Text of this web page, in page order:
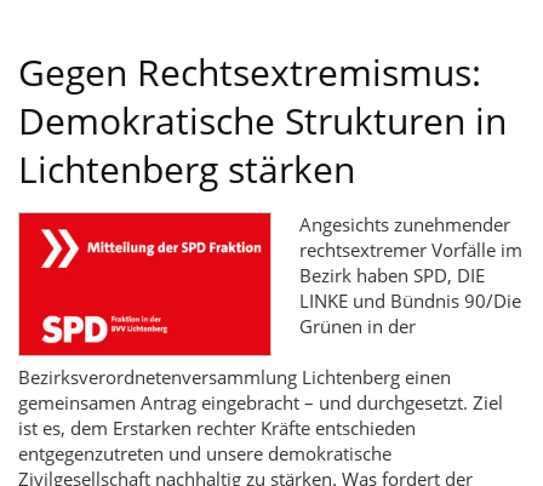
Gegen Rechtsextremismus:
Demokratische Strukturen in
Lichtenberg stärken
Angesichts zunehmender
rechtsextremer Vorfälle im
Bezirk haben SPD, DIE
LINKE und Bündnis 90/Die
Grünen in der
Bezirksverordnetenversammlung Lichtenberg einen
gemeinsamen Antrag eingebracht – und durchgesetzt. Ziel
ist es, dem Erstarken rechter Kräfte entschieden
entgegenzutreten und unsere demokratische
Zivilgesellschaft nachhaltig zu stärken. Was fordert der